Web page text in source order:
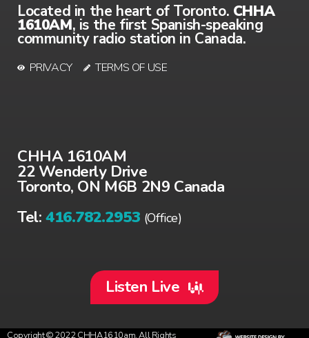
Located in the heart of Toronto. CHHA
1610AM, is the first Spanish-speaking
community radio station in Canada.
PRIVACY TERMS OF USE
CHHA 1610AM
22 Wenderly Drive
Toronto, ON M6B 2N9 Canada
Tel:416.782.2953 (Office)
Listen Live